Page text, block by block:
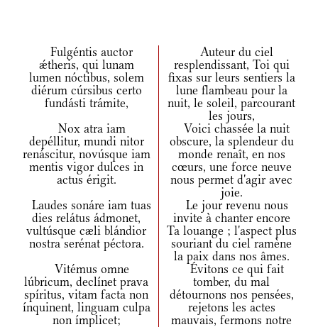
Fulgéntis auctor
ǽtheris, qui lunam
lumen nóctibus, solem
diérum cúrsibus certo
fundásti trámite,
Auteur du ciel
resplendissant, Toi qui
fixas sur leurs sentiers la
lune flambeau pour la
nuit, le soleil, parcourant
les jours,
Nox atra iam
depéllitur, mundi nitor
renáscitur, novúsque iam
mentis vigor dulces in
actus érigit.
Voici chassée la nuit
obscure, la splendeur du
monde renaît, en nos
cœurs, une force neuve
nous permet d'agir avec
joie.
Laudes sonáre iam tuas
dies relátus ádmonet,
vultúsque cæli blándior
nostra serénat péctora.
Le jour revenu nous
invite à chanter encore
Ta louange ; l'aspect plus
souriant du ciel ramène
la paix dans nos âmes.
Vitémus omne
lúbricum, declínet prava
spíritus, vitam facta non
ínquinent, linguam culpa
non ímplicet;
Évitons ce qui fait
tomber, du mal
détournons nos pensées,
rejetons les actes
mauvais, fermons notre